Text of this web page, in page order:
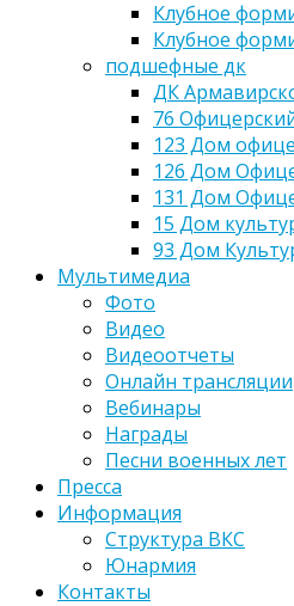
Клубное
Клубное
подшефные дк
ДК
76
123 Дом
126 Дом
131 Дом
15 Дом
93 Дом
Мультимедиа
Фото
Видео
Видеоотчеты
Онлайн трансляции
Вебинары
Награды
Песни военных лет
Пресса
Информация
Структура ВКС
Юнармия
Контакты